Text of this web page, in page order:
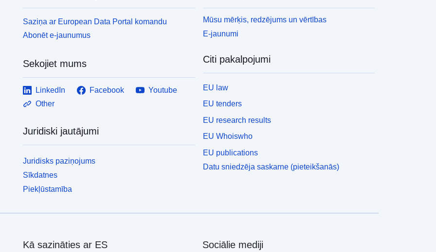
Saziņa ar European Data Portal komandu
Abonēt e-jaunumus
Sekojiet mums
LinkedIn Facebook
Youtube
Other
Juridiski jautājumi
Juridisks paziņojums
Sīkdatnes
Piekļūstamība
Mūsu mērķis, redzējums un vērtības
E-jaunumi
Citi pakalpojumi
EU law
EU tenders
EU research results
EU Whoiswho
EU publications
Datu sniedzēja saskarne (pieteikšanās)
Kā sazināties ar ES Sociālie mediji